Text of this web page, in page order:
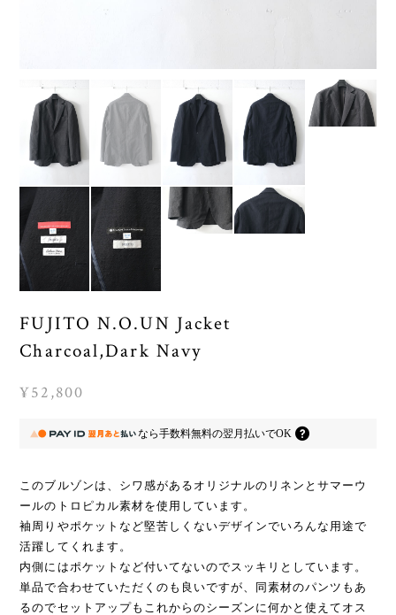
FUJITO N.O.UN Jacket
Charcoal,Dark Navy
¥52,800
なら手数料無料の翌月払いでOK
このブルゾンは、シワ感があるオリジナルのリネンとサマーウ
ールのトロピカル素材を使用しています。
袖周りやポケットなど堅苦しくないデザインでいろんな用途で
活躍してくれます。
内側にはポケットなど付いてないのでスッキリとしています。
単品で合わせていただくのも良いですが、同素材のパンツもあ
るのでセットアップもこれからのシーズンに何かと使えてオス